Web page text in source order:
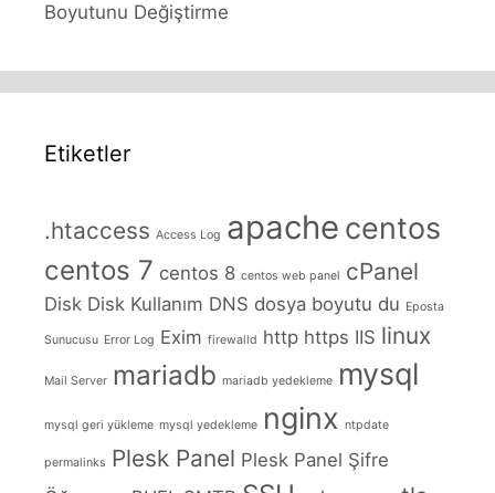
Boyutunu Değiştirme
Etiketler
.htaccess Access Log apache centos
centos 7 centos 8 centos web panel cPanel
Disk Disk Kullanım DNS dosya boyutu du Eposta
Sunucusu Error Log Exim firewalld http https IIS linux
Mail Server mariadb mariadb yedekleme mysql
mysql geri yükleme mysql yedekleme nginx ntpdate
permalinks Plesk Panel Plesk Panel Şifre